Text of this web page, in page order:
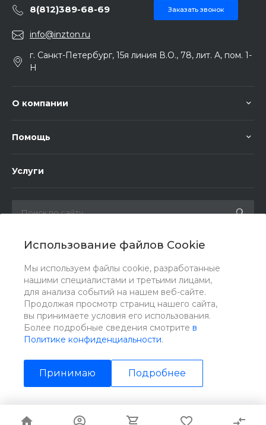
Использование файлов Cookie
Мы используем файлы cookie, разработанные
нашими специалистами и третьими лицами,
для анализа событий на нашем веб-сайте.
Продолжая просмотр страниц нашего сайта,
вы принимаете условия его использования.
Более подробные сведения смотрите в
Политике конфиденциальности.
Принимаю Подробнее
8(812)389-68-69 Заказать звонок
info@inzton.ru
г. Санкт-Петербург, 15я линия В.О., 78, лит. А, пом. 1-
Н
О компании
Помощь
Услуги